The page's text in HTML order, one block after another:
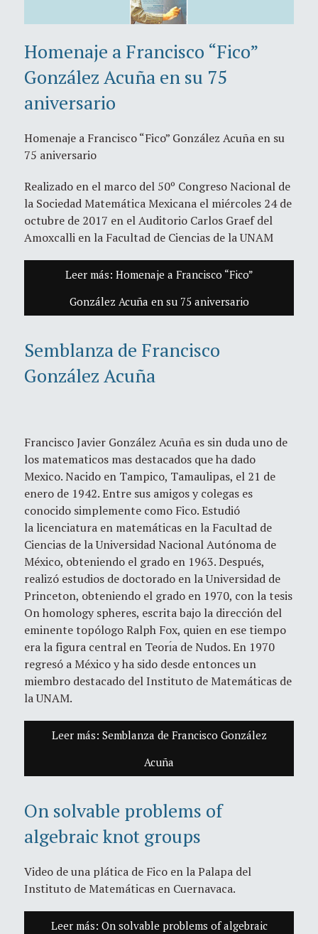
Homenaje a Francisco “Fico”
González Acuña en su 75
aniversario
Homenaje a Francisco “Fico” González Acuña en su
75 aniversario
Realizado en el marco del 50º Congreso Nacional de
la Sociedad Matemática Mexicana el miércoles 24 de
octubre de 2017 en el Auditorio Carlos Graef del
Amoxcalli en la Facultad de Ciencias de la UNAM
Leer más: Homenaje a Francisco “Fico”
González Acuña en su 75 aniversario
Semblanza de Francisco
González Acuña
Francisco Javier González Acuña es sin duda uno de
los matematicos mas destacados que ha dado
Mexico. Nacido en Tampico, Tamaulipas, el 21 de
enero de 1942. Entre sus amigos y colegas es
conocido simplemente como Fico. Estudió
la licenciatura en matemáticas en la Facultad de
Ciencias de la Universidad Nacional Autónoma de
México, obteniendo el grado en 1963. Después,
realizó estudios de doctorado en la Universidad de
Princeton, obteniendo el grado en 1970, con la tesis
On homology spheres, escrita bajo la dirección del
eminente topólogo Ralph Fox, quien en ese tiempo
era la figura central en Teorı́a de Nudos. En 1970
regresó a México y ha sido desde entonces un
miembro destacado del Instituto de Matemáticas de
la UNAM.
Leer más: Semblanza de Francisco González
Acuña
On solvable problems of
algebraic knot groups
Video de una plática de Fico en la Palapa del
Instituto de Matemáticas en Cuernavaca.
Leer más: On solvable problems of algebraic